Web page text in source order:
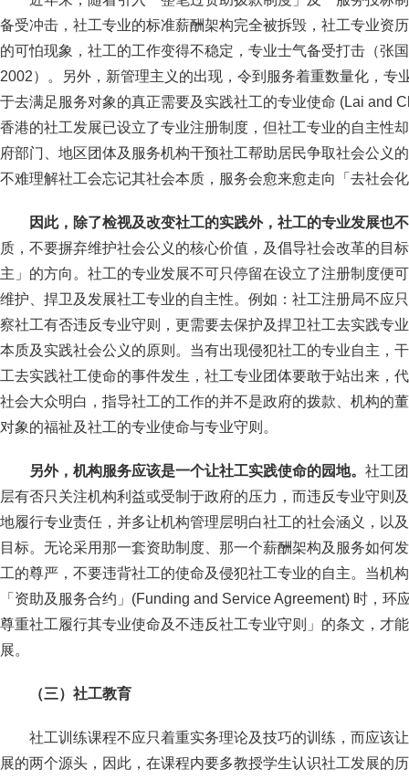
备受冲击，社工专业的标准薪酬架构完全被拆毁，社工专业资
的可怕现象，社工的工作变得不稳定，专业士气备受打击（张
2002）。另外，新管理主义的出现，令到服务着重数量化，专
于去满足服务对象的真正需要及实践社工的专业使命 (Lai and
香港的社工发展已设立了专业注册制度，但社工专业的自主性
府部门、地区团体及服务机构干预社工帮助居民争取社会公义
不难理解社工会忘记其社会本质，服务会愈来愈走向「去社会
因此，除了检视及改变社工的实践外，社工的专业发展也
质，不要摒弃维护社会公义的核心价值，及倡导社会改革的目
主」的方向。社工的专业发展不可只停留在设立了注册制度便
维护、捍卫及发展社工专业的自主性。例如：社工注册局不应
察社工有否违反专业守则，更需要去保护及捍卫社工去实践专
本质及实践社会公义的原则。当有出现侵犯社工的专业自主，
工去实践社工使命的事件发生，社工专业团体要敢于站出来，
社会大众明白，指导社工的工作的并不是政府的拨款、机构的
对象的福祉及社工的专业使命与专业守则。
另外，机构服务应该是一个让社工实践使命的园地。 社工
层有否只关注机构利益或受制于政府的压力，而违反专业守则
地履行专业责任，并多让机构管理层明白社工的社会涵义，以
目标。无论采用那一套资助制度、那一个薪酬架构及服务如何
工的尊严，不要违背社工的使命及侵犯社工专业的自主。当机
「资助及服务合约」(Funding and Service Agreement) 时，环
尊重社工履行其专业使命及不违反社工专业守则」的条文，才
展。
（三）社工教育
社工训练课程不应只着重实务理论及技巧的训练，而应该
展的两个源头，因此，在课程内要多教授学生认识社工发展的